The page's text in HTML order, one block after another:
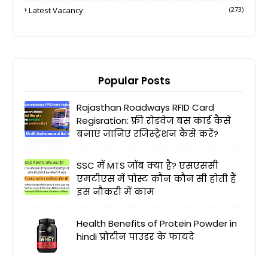
Latest Vacancy (273)
Popular Posts
Rajasthan Roadways RFID Card
Regisration: फ्री रोडवेज बस कार्ड कैसे
बनाएं जानिए रजिस्ट्रेशन कैसे करें?
SSC में MTS जॉब क्या है? एसएससी
एमटीएस में पोस्ट कौन कौन सी होती हैं
इस नौकरी में काम
Health Benefits of Protein Powder in
hindi प्रोटीन पाउडर के फायदे